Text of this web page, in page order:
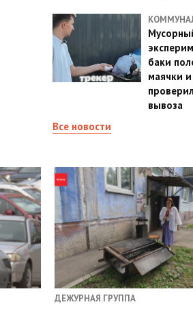
баки
маячки и
вывоза
Все новости
ДЕЖУРНАЯ ГРУППА